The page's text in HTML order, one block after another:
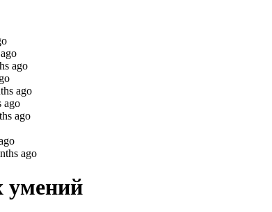
ago
ago
ago
ago
ago
умений